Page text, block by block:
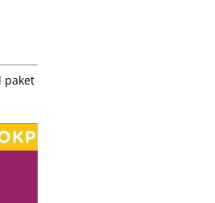
paket